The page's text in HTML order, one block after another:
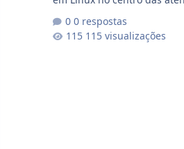
ents/dlrxjx23zz5f Criamos uma breve
explicação:
0 respostas
115 visualizações